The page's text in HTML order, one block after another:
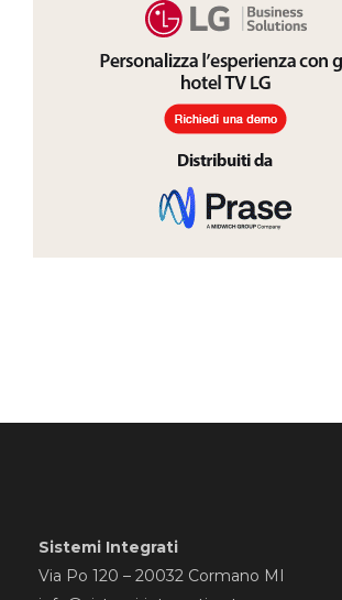
Sistemi Integrati
Via Po 120 – 20032 Cormano MI